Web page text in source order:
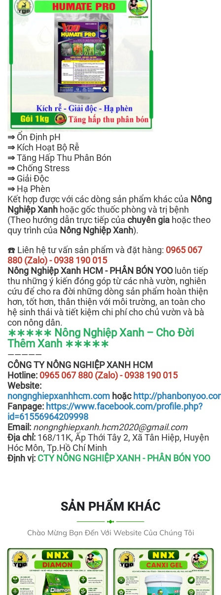
⇒ Ổn Định pH
⇒ Kích Hoạt Bộ Rễ
⇒Tăng Hấp Thu Phân Bón
⇒ Chống Stress
⇒ Giải Độc
⇒ Hạ Phèn
Kết hợp được với các dòng sản phẩm khác của Nông
Nghiệp Xanh hoặc gốc thuốc phòng và trị bệnh
(Theo hướng dẫn trực tiếp của chuyên gia hoặc theo
quy trình của Nông Nghiệp Xanh).
☎️ Liên hệ tư vấn sản phẩm và đặt hàng: 0965 067
880 (Zalo) - 0938 190 015
Nông Nghiệp Xanh HCM - PHÂN BÓN YOO luôn tiếp
thu những ý kiến đóng góp từ các nhà vườn, nghiên
cứu để cho ra đời những dòng sản phẩm hoàn thiện
hơn, tốt hơn, thân thiện với môi trường, an toàn cho
hệ sinh thái và tiết kiệm chi phí cho chủ vườn và bà
con nông dân.
∗∗∗∗∗ Nông Nghiệp Xanh – Cho Đời
Thêm Xanh ∗∗∗∗∗
—————
CÔNG TY NÔNG NGHIỆP XANH HCM
Hotline: 0965 067 880 (Zalo) - 0938 190 015
Website:
nongnghiepxanhhcm.com hoặc http://
Fanpage: https://www.facebook.com/profile.php?
id=61556964209998
Email: nongnghiepxanh.hcm2020@gmail.com
Địa chỉ: 168/11K, Ấp Thới Tây 2, Xã Tân Hiệp, Huyện
Hóc Môn, Tp.Hồ Chí Minh
Định vị: CTY NÔNG NGHIỆP XANH - PHÂN BÓN YOO
SẢN PHẨM KHÁC
Chào Mừng Bạn Đến Với Website Của Chúng Tôi